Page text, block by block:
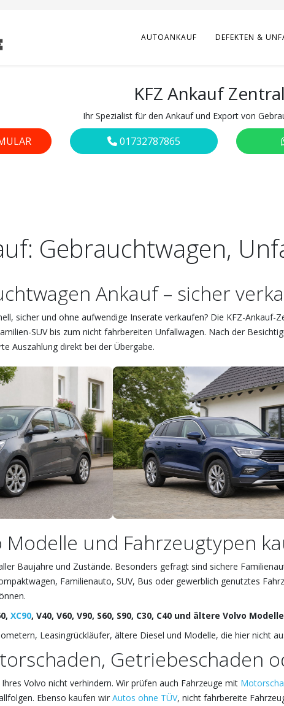
AUTOANKAUF DEFEKTEN &
KFZ Ankauf
Ihr Spezialist für den Ankauf und Export von
01732787865
Gebrauchtwagen,
Ankauf – sicher
sicher und ohne aufwendige Inserate verkaufen? Die KFZ-
SUV bis zum nicht fahrbereiten Unfallwagen. Nach der
Auszahlung direkt bei der Übergabe.
Modelle und Fahrzeugtypen
Baujahre und Zustände. Besonders gefragt sind sichere
Familienauto, SUV, Bus oder gewerblich genutztes
XC90, V40, V60, V90, S60, S90, C30, C40 und ältere Volvo Modelle
Leasingrückläufer, ältere Diesel und Modelle, die hier nicht
Getriebeschaden
Volvo nicht verhindern. Wir prüfen auch Fahrzeuge mit
Ebenso kaufen wir Autos ohne TÜV, nicht fahrbereite